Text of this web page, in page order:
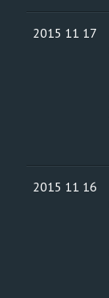
2015 11 17
2015 11 16